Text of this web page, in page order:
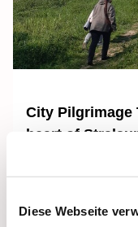
Diese Webseite
City Pilgrimage
heart of
The
offering pilgrimage
churches, history